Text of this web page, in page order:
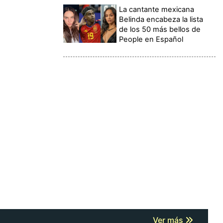
La cantante mexicana
Belinda encabeza la lista
de los 50 más bellos de
People en Español
Ver más